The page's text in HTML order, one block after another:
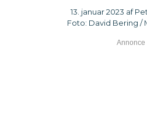
13. januar 2023 af
Foto: David Bering /